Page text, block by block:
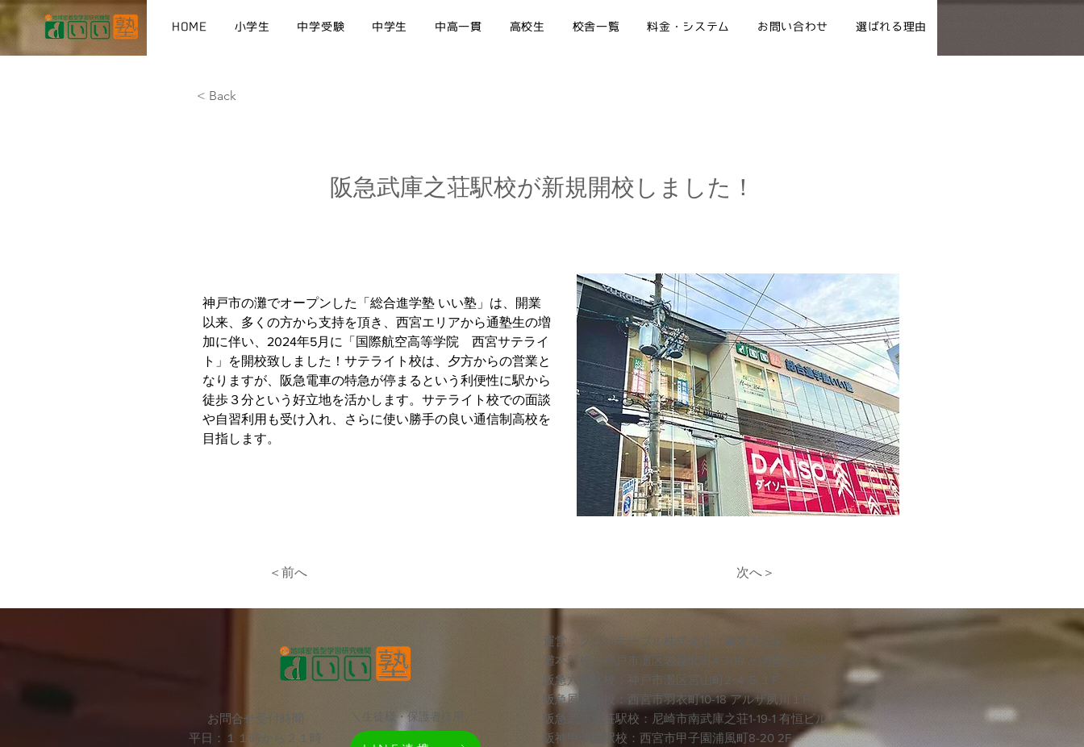
HOME 小学生 中学受験 中学生 中高一貫 高校生 校舎一覧 料金・システム お問い合わせ 選ばれる理由
< Back
阪急武庫之荘駅校が新規開校しました！
神戸市の灘でオープンした「総合進学塾 いい塾」は、開業
以来、多くの方から支持を頂き、西宮エリアから通塾生の増
加に伴い、2024年5月に「国際航空高等学院　西宮サテライ
ト」を開校致しました！サテライト校は、夕方からの営業と
なりますが、阪急電車の特急が停まるという利便性に駅から
徒歩３分という好立地を活かします。サテライト校での面談
や自習利用も受け入れ、さらに使い勝手の良い通信制高校を
目指します。
＜前へ 次へ＞
お問合せ受付時間
平日：１１時から２１時
＼生徒様・保護者様用／
運営：クランテーブル株式会社（事業本部）
灘本部校：神戸市灘区岩屋北町4-3-19 三尚堂ビル５F
阪急六甲駅校：神戸市灘区宮山町2−4−5 １F
​​阪急夙川駅校：西宮市羽衣町10-18 アルザ夙川１F
阪急武庫之荘駅校：尼崎市南武庫之荘1-19-1 有恒ビル３F
​阪神甲子園駅校：西宮市甲子園浦風町8-20 2F